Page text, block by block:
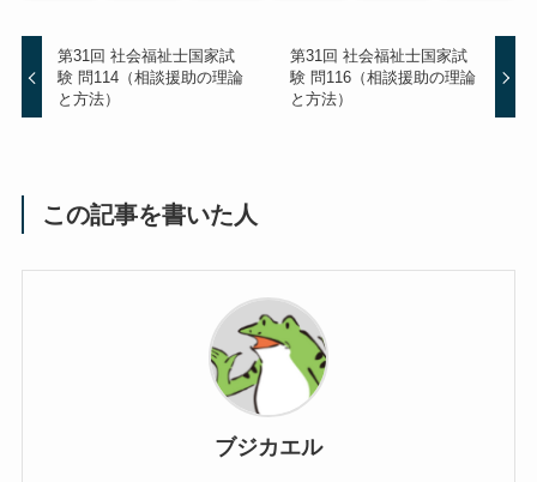
第31回 社会福祉士国家試
験 問114（相談援助の理論
と方法）
第31回 社会福祉士国家試
験 問116（相談援助の理論
と方法）
この記事を書いた人
ブジカエル